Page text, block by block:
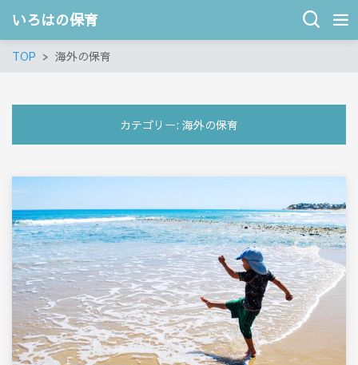
いろはの保育
TOP 海外の保育
カテゴリー: 海外の保育